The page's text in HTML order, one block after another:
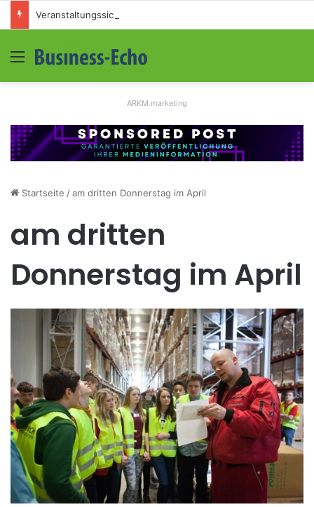
Menü
ARKM.marketing
Startseite /am dritten Donnerstag im April
am dritten
Donnerstag im April